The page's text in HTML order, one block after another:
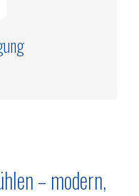
– modern,